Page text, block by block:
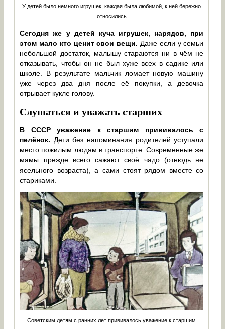
У детей было немного игрушек, каждая была любимой, к ней бережно
относились
Сегодня же у детей куча игрушек, нарядов, при
этом мало кто ценит свои вещи. Даже если у семьи
небольшой достаток, малышу стараются ни в чём не
отказывать, чтобы он не был хуже всех в садике или
школе. В результате мальчик ломает новую машину
уже через два дня после её покупки, а девочка
отрывает кукле голову.
Слушаться и уважать старших
В СССР уважение к старшим прививалось с
пелёнок. Дети без напоминания родителей уступали
место пожилым людям в транспорте. Современные же
мамы прежде всего сажают своё чадо (отнюдь не
ясельного возраста), а сами стоят рядом вместе со
стариками.
Советским детям с ранних лет прививалось уважение к старшим